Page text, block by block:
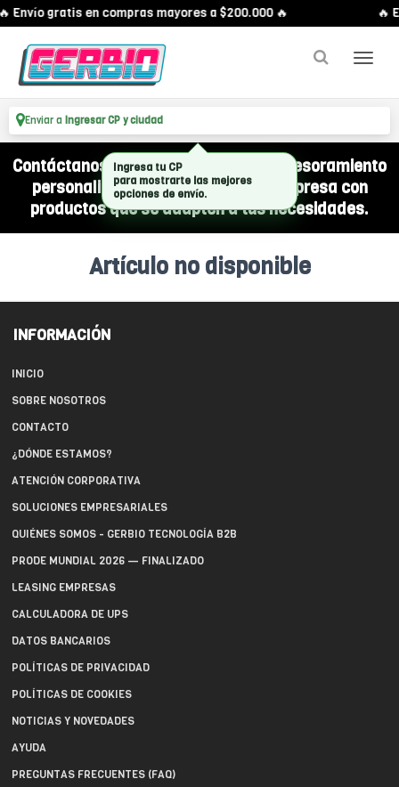
Envío gratis en compras mayores a $200.000 🔥 🔥
Enviar a Ingresar CP y ciudad
Contáctanos por WhatsApp y recibí asesoramiento
personalizado para equipar a tu empresa con
productos que se adapten a tus necesidades.
Artículo no disponible
INFORMACIÓN
INICIO
SOBRE NOSOTROS
CONTACTO
¿DÓNDE ESTAMOS?
ATENCIÓN CORPORATIVA
SOLUCIONES EMPRESARIALES
QUIÉNES SOMOS - GERBIO TECNOLOGÍA B2B
PRODE MUNDIAL 2026 — FINALIZADO
LEASING EMPRESAS
CALCULADORA DE UPS
DATOS BANCARIOS
POLÍTICAS DE PRIVACIDAD
POLÍTICAS DE COOKIES
NOTICIAS Y NOVEDADES
AYUDA
PREGUNTAS FRECUENTES (FAQ)
Ingresa tu CP
para mostrarte las mejores
opciones de envío.